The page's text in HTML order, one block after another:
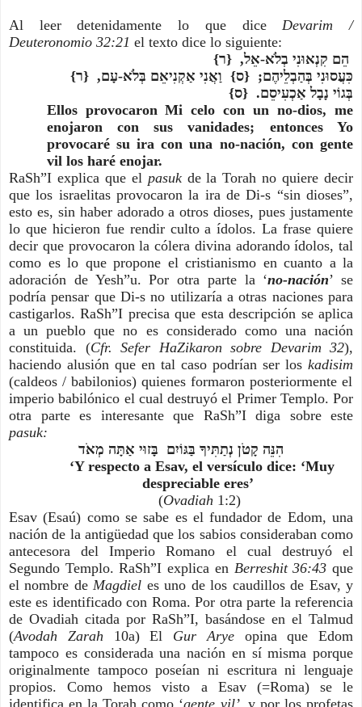
Al leer detenidamente lo que dice Devarim /
Deuteronomio 32:21 el texto dice lo siguiente:
הֵם קִנְאוּנִי בְלֹא-אֵל, {ר}
כִּעֲסוּנִי בְּהַבְלֵיהֶם; {ס} וַאֲנִי אַקְנִיאֵם בְּלֹא-עָם, {ר}
בְּגוֹי נָבָל אַכְעִיסֵם. {ס}
Ellos provocaron Mi celo con un no-dios, me
enojaron con sus vanidades; entonces Yo
provocaré su ira con una no-nación, con gente
vil los haré enojar.
RaSh”I explica que el pasuk de la Torah no quiere decir
que los israelitas provocaron la ira de Di-s “sin dioses”,
esto es, sin haber adorado a otros dioses, pues justamente
lo que hicieron fue rendir culto a ídolos. La frase quiere
decir que provocaron la cólera divina adorando ídolos, tal
como es lo que propone el cristianismo en cuanto a la
adoración de Yesh”u. Por otra parte la ‘no-nación’ se
podría pensar que Di-s no utilizaría a otras naciones para
castigarlos. RaSh”I precisa que esta descripción se aplica
a un pueblo que no es considerado como una nación
constituida. (Cfr. Sefer HaZikaron sobre Devarim 32),
haciendo alusión que en tal caso podrían ser los kadisim
(caldeos / babilonios) quienes formaron posteriormente el
imperio babilónico el cual destruyó el Primer Templo. Por
otra parte es interesante que RaSh”I diga sobre este
pasuk:
הִנֵּה קָטֹן נְתַתִּיךָ בַּגּוֹיִם בָּזוּי אַתָּה מְאֹד
‘Y respecto a Esav, el versículo dice: ‘Muy
despreciable eres’
(Ovadiah 1:2)
Esav (Esaú) como se sabe es el fundador de Edom, una
nación de la antigüedad que los sabios consideraban como
antecesora del Imperio Romano el cual destruyó el
Segundo Templo. RaSh”I explica en Berreshit 36:43que
el nombre de Magdiel es uno de los caudillos de Esav, y
este es identificado con Roma. Por otra parte la referencia
de Ovadiah citada por RaSh”I, basándose en el Talmud
(Avodah Zarah 10a) El Gur Aryeopina que Edom
tampoco es considerada una nación en sí misma porque
originalmente tampoco poseían ni escritura ni lenguaje
propios. Como hemos visto a Esav (=Roma) se le
identifica en la Torah como ‘gente vil’ y por los profetas